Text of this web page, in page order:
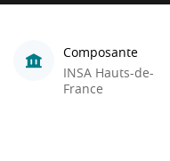
Composante
INSA Hauts-de-
France